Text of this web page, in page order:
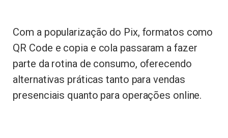
Com a popularização do Pix, formatos como
QR Code e copia e cola passaram a fazer
parte da rotina de consumo, oferecendo
alternativas práticas tanto para vendas
presenciais quanto para operações online.